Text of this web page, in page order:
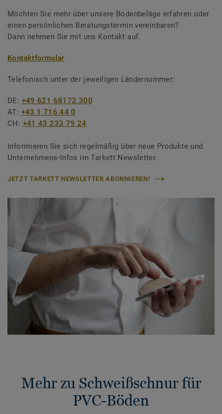
Möchten Sie mehr über unsere Bodenbeläge erfahren oder
einen persönlichen Beratungstermin vereinbaren?
Dann nehmen Sie mit uns Kontakt auf.
Kontaktformular
Telefonisch unter der jeweiligen Ländernummer:
DE: +49 621 68172 300
AT: +43 1 716 44 0
CH: +41 43 233 79 24
Informieren Sie sich regelmäßig über neue Produkte und
Unternehmens-Infos im Tarkett Newsletter.
JETZT TARKETT NEWSLETTER ABONNIEREN!
Mehr zu Schweißschnur für
PVC-Böden